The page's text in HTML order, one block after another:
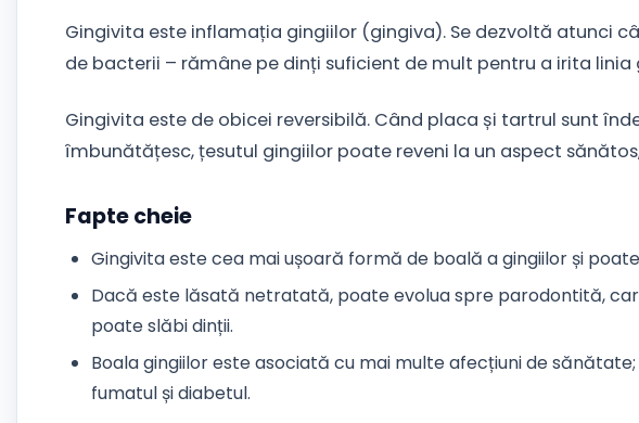
Gingivita este inflamația gingiilor (gingiva). Se dezvoltă atunci
de bacterii – rămâne pe dinți suficient de mult pentru a irita linia
Gingivita este de obicei reversibilă. Când placa și tartrul sunt
îmbunătățesc, țesutul gingiilor poate reveni la un aspect
Fapte cheie
Gingivita este cea mai ușoară formă de boală a gingiilor și
Dacă este lăsată netratată, poate evolua spre parodontită,
poate slăbi dinții.
Boala gingiilor este asociată cu mai multe afecțiuni de
fumatul și diabetul.